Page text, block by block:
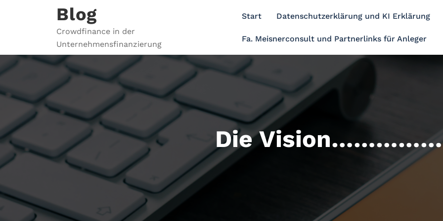
Blog
Crowdfinance in der
Unternehmensfinanzierung
Start Datenschutzerklärung und KI Erklärung
Fa. Meisnerconsult und Partnerlinks für Anleger
Die